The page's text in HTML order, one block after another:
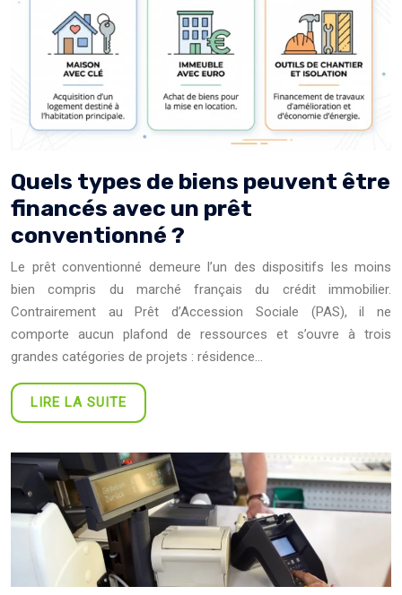
Quels types de biens peuvent être
financés avec un prêt
conventionné ?
Le prêt conventionné demeure l’un des dispositifs les moins
bien compris du marché français du crédit immobilier.
Contrairement au Prêt d’Accession Sociale (PAS), il ne
comporte aucun plafond de ressources et s’ouvre à trois
grandes catégories de projets : résidence…
LIRE LA SUITE